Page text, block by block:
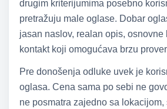
drugim kriterijumima posebno
pretražuju male oglase. Dobar
jasan naslov, realan opis, osnovne
kontakt koji omogućava brzu
Pre donošenja odluke uvek je
oglasa. Cena sama po sebi ne
ne posmatra zajedno sa lokacijom,